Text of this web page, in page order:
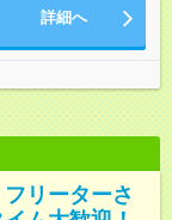
詳細へ
リーターさ